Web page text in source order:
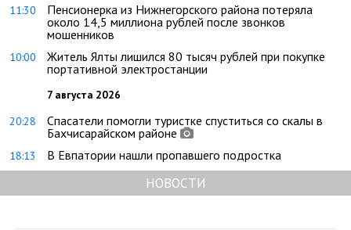
11:30
Пенсионерка из Нижнегорского района потеряла
около 14,5 миллиона рублей после звонков
мошенников
10:00
Житель Ялты лишился 80 тысяч рублей при покупке
портативной электростанции
7 августа 2026
20:28
Спасатели помогли туристке спуститься со скалы в
Бахчисарайском районе
18:13 В Евпатории нашли пропавшего подростка
НОВОСТИ